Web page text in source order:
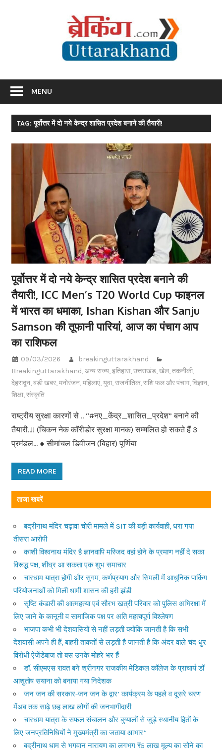
MENU
TAG: पूर्वोत्तर में दो नये केन्द्र शासित प्रदेश बनाने की तैयारी!
पूर्वोत्तर में दो नये केन्द्र शासित प्रदेश बनाने की
तैयारी!, ICC Men’s T20 World Cup फाइनल
में भारत का धमाका, Ishan Kishan और Sanju
Samson की तूफानी पारियां, आज का पंचाग आप
का राशिफल
09/03/2026
breakinguttarakhand
Breakinguttarakhand,अन्य राज्य,इतिहास,उत्तराखंड,खेल,तकनीकी,
देहरादून,बड़ी खबर,मनोरंजन,महिलाएं,युवा,राजनीतिक,राशि फल और पंचाग,विज्ञान,
शिक्षा,संस्कृति
राष्ट्रीय सुरक्षा कारणों से .. “#नए_केंद्र_शासित_प्रदेश” बनाने की
तैयारी..!! (चिकन नेक कॉरीडोर सुरक्षा मानक) सम्मलित हो सकते हैं 3
प्रमंडल… ● सीमांचल डिवीजन (बिहार) पूर्णिया
READ MORE
ताजा खबरें
बद्रीनाथ मंदिर चढ़ावा चोरी मामले में SIT की बड़ी कार्यवाही, धरा गया
तीसरा आरोपी
काशी विश्वनाथ मंदिर है ज्ञानवापि मस्जिद वहां होने के प्रमाण नहीं दे सका
विरूद्ध पक्ष, शीघ्र आ सकता एक शुभ समाचार
चारधाम यात्रा होगी और सुगम, कर्णप्रयाग और सिमली में आधुनिक पार्किंग
परियोजनाओं को मिली धामी शासन की हरी झंडी
सृष्टि कंडारी की आत्महत्या एवं सौरभ खत्री परिवार को पुलिस अभिरक्षा में
लिए जाने के कानूनी व सामाजिक पक्ष पर अति महत्वपूर्ण विश्लेषण
भाजपा कभी भी देशवासियों से नहीं लड़ती क्योंकि जानती है कि सभी
देशवासी अपने ही हैं, बाहरी ताकतों से लड़ती है जानती है कि अंदर वाले चंद धुर
विरोधी ऐजेंडेबाज तो बस उनके मोहरे भर हैं
डॉ. सीएमएस रावत बने श्रीनगर राजकीय मेडिकल कॉलेज के प्राचार्य डॉ
आशुतोष सयाना को बनाया गया निदेशक
जन जन की सरकार-जन जन के द्वार’ कार्यक्रम के पहले व दूसरे चरण
मेंअब तक साढ़े छह लाख लोगों की जनभागीदारी
चारधाम यात्रा के सफल संचालन और बुग्यालों से जुड़े स्थानीय हितों के
लिए जनप्रतिनिधियों ने मुख्यमंत्री का जताया आभार*
बद्रीनाथ धाम से भगवान नारायण का लगभग ₹5 लाख मूल्य का सोने का